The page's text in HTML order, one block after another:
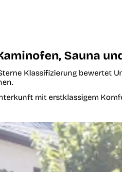
Sauna
mit erstklassigem
Klassifizierung